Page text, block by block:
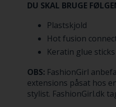
Plastskjold
Keratin glue sticks
OBS:FashionGirl
extensions påsat hos
stylist. FashionGirl.dk